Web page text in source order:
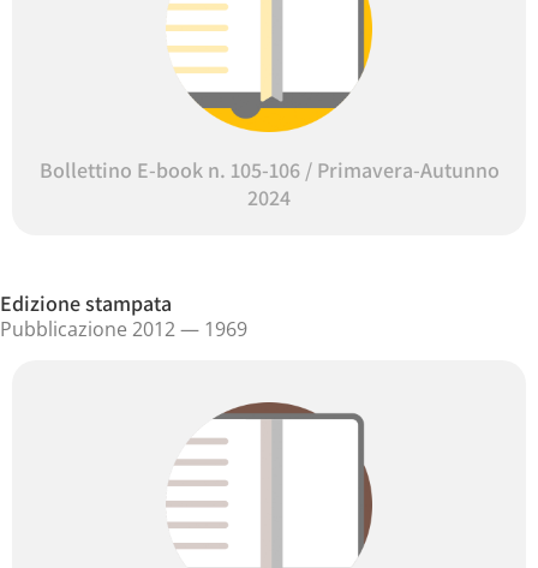
Bollettino E-book n. 105-106 / Primavera-Autunno
2024
Edizione stampata
Pubblicazione 2012 — 1969